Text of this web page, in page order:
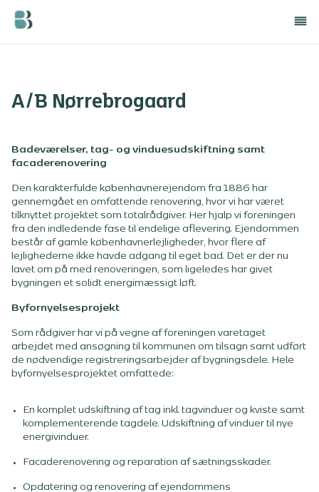
A/B Nørrebrogaard
Badeværelser, tag- og vinduesudskiftning samt
facaderenovering
Den karakterfulde københavnerejendom fra 1886 har
gennemgået en omfattende renovering, hvor vi har været
tilknyttet projektet som totalrådgiver. Her hjalp vi foreningen
fra den indledende fase til endelige aflevering. Ejendommen
består af gamle københavnerlejligheder, hvor flere af
lejlighederne ikke havde adgang til eget bad. Det er der nu
lavet om på med renoveringen, som ligeledes har givet
bygningen et solidt energimæssigt løft.
Byfornyelsesprojekt
Som rådgiver har vi på vegne af foreningen varetaget
arbejdet med ansøgning til kommunen om tilsagn samt udført
de nødvendige registreringsarbejder af bygningsdele. Hele
byfornyelsesprojektet omfattede:
En komplet udskiftning af tag inkl. tagvinduer og kviste samt
komplementerende tagdele. Udskiftning af vinduer til nye
energivinduer.
Facaderenovering og reparation af sætningsskader.
Opdatering og renovering af ejendommens